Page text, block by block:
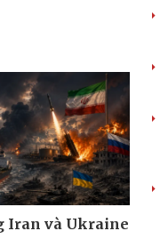
Iran và Ukraine